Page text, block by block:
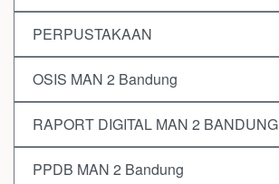
PERPUSTAKAAN
OSIS MAN 2 Bandung
RAPORT DIGITAL MAN 2 BANDUNG
PPDB MAN 2 Bandung